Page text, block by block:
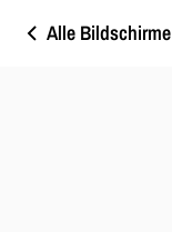
Alle Bildschirme